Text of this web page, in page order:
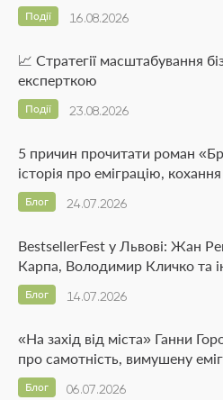
16.08.2026
Події
📈 Стратегії масштабування
експерткою
23.08.2026
Події
5 причин прочитати роман
історія про еміграцію,
24.07.2026
Блог
BestsellerFest у Львові: Жан
Карпа, Володимир Кличко та
14.07.2026
Блог
«На захід від міста» Ганни
про самотність, вимушену
06.07.2026
Блог